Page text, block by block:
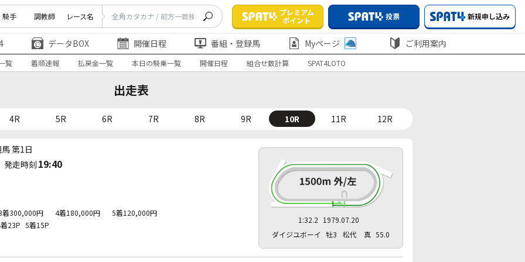
騎手 調教師 レース名
プレミアム
ポイント
投票 新規申し込み
データBOX 開催日程 番組・登録馬 Myページ ご利用案内
覧 着順速報 払戻金一覧 本日の騎乗一覧 開催日程 組合せ数計算 SPAT4LOTO
出走表
4R 5R 6R 7R 8R 9R 10R 11R 12R
第1日
発走時刻 19:40
着300,000円 4着180,000円
5着120,000円
23P 5着15P
1:32.2 1979.07.20
ダイジユボーイ 牡3 松代 真 55.0